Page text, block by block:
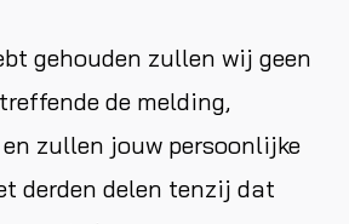
gehouden zullen wij geen
de melding,
zullen jouw persoonlijke
derden delen tenzij dat